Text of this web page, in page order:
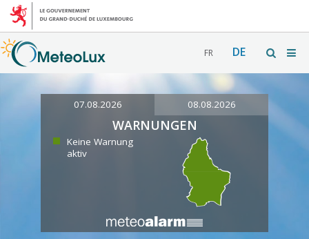
FR DE
07.08.2026 08.08.2026
WARNUNGEN
Keine Warnung
aktiv